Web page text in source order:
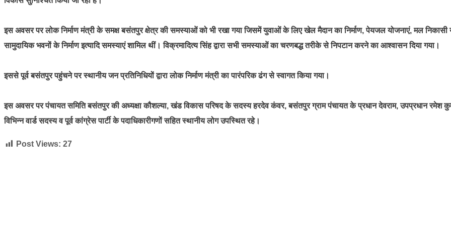
इस अवसर पर लोक निर्माण मंत्री के समक्ष बसंतपुर क्षेत्र की समस्याओं को भी रखा गया जिसमें युवाओं के लिए खेल मैदान का निर्माण, पेयजल योजनाएं, मल निकासी
सामुदायिक भवनों के निर्माण इत्यादि समस्याएं शामिल थीं। विक्रमादित्य सिंह द्वारा सभी समस्याओं का चरणबद्ध तरीके से निपटान करने का आश्वासन दिया गया।
इससे पूर्व बसंतपुर पहुंचने पर स्थानीय जन प्रतिनिधियों द्वारा लोक निर्माण मंत्री का पारंपरिक ढंग से स्वागत किया गया।
इस अवसर पर पंचायत समिति बसंतपुर की अध्यक्षा कौशल्या, खंड विकास परिषद के सदस्य हरदेव कंवर, बसंतपुर ग्राम पंचायत के प्रधान देवराम, उपप्रधान रमेश
विभिन्न वार्ड सदस्य व पूर्व कांग्रेस पार्टी के पदाधिकारीगणों सहित स्थानीय लोग उपस्थित रहे।
Post Views: 27